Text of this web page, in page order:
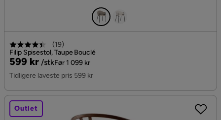
(19)
Filip Spisestol, Taupe Bouclé
Pris
599 kr /stk
Original
Pris
Før 1 099 kr
Tidligere laveste pris 599 kr
Outlet